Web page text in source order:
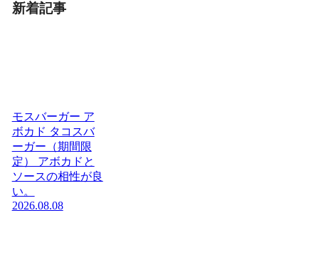
新着記事
モスバーガー ア
ボカド タコスバ
ーガー（期間限
定） アボカドと
ソースの相性が良
い。
2026.08.08